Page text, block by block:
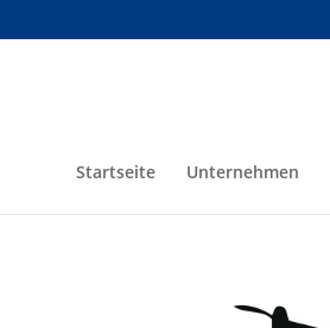
Startseite Unternehmen